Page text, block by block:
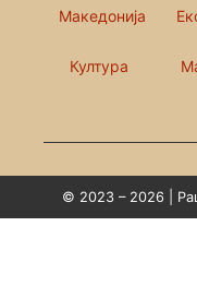
Македонија
Култура
© 2023 – 2026 |